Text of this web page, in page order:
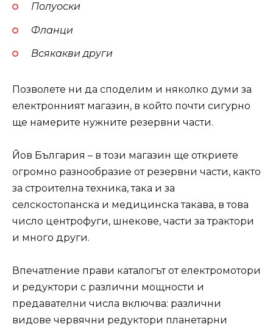
Полуоски
Фланци
Всякакви други
Позволете ни да споделим и няколко думи за
електронният магазин, в който почти сигурно
ще намерите нужните резервни части.
Йов България – в този магазин ще откриете
огромно разнообразие от резервни части, както
за строителна техника, така и за
селскостопанска и медицинска такава, в това
число центрофуги, шнекове, части за трактори
и много други.
Впечатление прави каталогът от електромотори
и редуктори с различни мощности и
предавателни числа включва: различни
видове червячни редуктори планетарни